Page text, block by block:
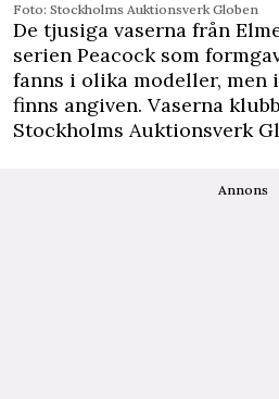
Foto: Stockholms ­Auktionsverk Globen
De tjusiga vaserna från
serien Peacock som
fanns i olika modeller, men
finns angiven. Vaserna
Stockholms ­Auktionsverk
Annons